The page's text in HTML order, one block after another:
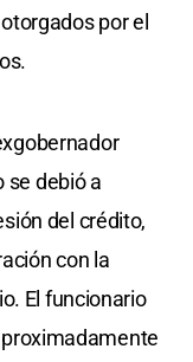
por el
se debió a
del crédito,
con la
El funcionario